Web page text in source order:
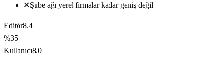
✕Şube ağı yerel firmalar kadar geniş değil
Editör8.4
%35
Kullanıcı8.0